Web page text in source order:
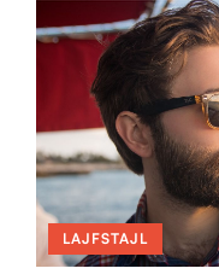
PIENIĄDZE I BIZNES
LAJFSTAJL
LAJFSTAJL